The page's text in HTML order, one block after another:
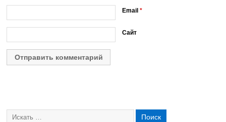
Email*
Сайт